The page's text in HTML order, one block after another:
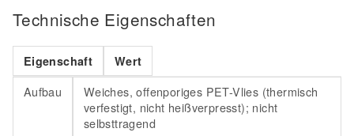
Technische Eigenschaften
Eigenschaft Wert
Aufbau
Weiches, offenporiges PET-Vlies (thermisch
verfestigt, nicht heißverpresst); nicht
selbsttragend